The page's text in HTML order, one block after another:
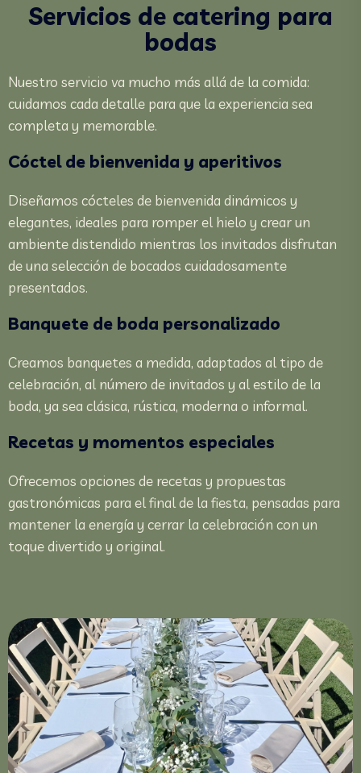
Servicios de catering para
bodas
Nuestro servicio va mucho más allá de la comida:
cuidamos cada detalle para que la experiencia sea
completa y memorable.
Cóctel de bienvenida y aperitivos
Diseñamos cócteles de bienvenida dinámicos y
elegantes, ideales para romper el hielo y crear un
ambiente distendido mientras los invitados disfrutan
de una selección de bocados cuidadosamente
presentados.
Banquete de boda personalizado
Creamos banquetes a medida, adaptados al tipo de
celebración, al número de invitados y al estilo de la
boda, ya sea clásica, rústica, moderna o informal.
Recetas y momentos especiales
Ofrecemos opciones de recetas y propuestas
gastronómicas para el final de la fiesta, pensadas para
mantener la energía y cerrar la celebración con un
toque divertido y original.